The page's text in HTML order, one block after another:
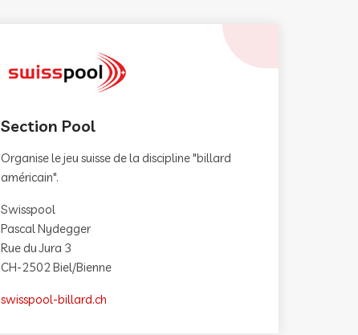
Section Pool
Organise le jeu suisse de la discipline "billard
américain".
Swisspool
Pascal Nydegger
Rue du Jura 3
CH-2502 Biel/Bienne
swisspool-billard.ch